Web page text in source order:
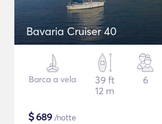
Bavaria Cruiser 40
Barca a vela
39 ft
12 m
6
$689 /notte